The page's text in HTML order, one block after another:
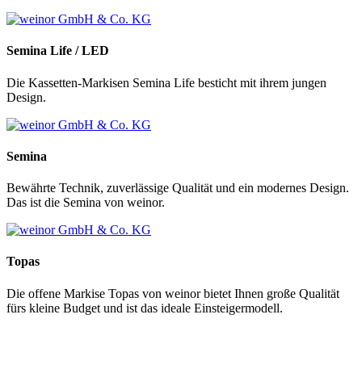
Semina Life / LED
Die Kassetten-Markisen Semina Life besticht mit ihrem jungen
Design.
Semina
Bewährte Technik, zuverlässige Qualität und ein modernes Design.
Das ist die Semina von weinor.
Topas
Die offene Markise Topas von weinor bietet Ihnen große Qualität
fürs kleine Budget und ist das ideale Einsteigermodell.